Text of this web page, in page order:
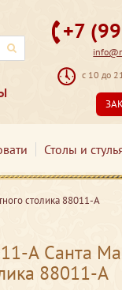
+7
с 10 до
Столы и
столика 88011-А
А Санта
88011-А